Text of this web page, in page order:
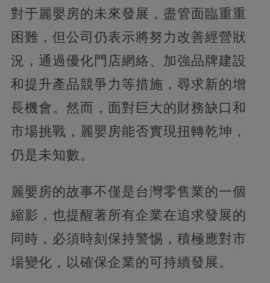
對于麗嬰房的未來發展，盡管面臨重重
困難，但公司仍表示將努力改善經營狀
況，通過優化門店網絡、加強品牌建設
和提升產品競爭力等措施，尋求新的增
長機會。然而，面對巨大的財務缺口和
市場挑戰，麗嬰房能否實現扭轉乾坤，
仍是未知數。
麗嬰房的故事不僅是台灣零售業的一個
縮影，也提醒著所有企業在追求發展的
同時，必須時刻保持警惕，積極應對市
場變化，以確保企業的可持續發展。